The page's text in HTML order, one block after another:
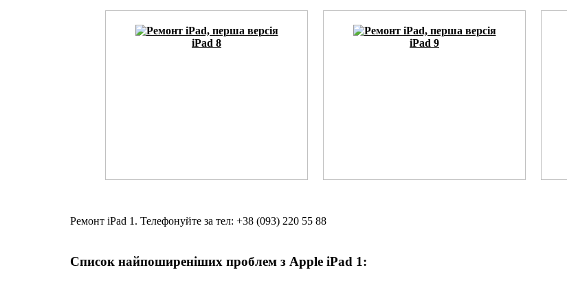
iPad 8 iPad 9
Ремонт iPad 1. Телефонуйте за тел: +38 (093) 220 55 88
Список найпоширеніших проблем з Apple iPad 1: